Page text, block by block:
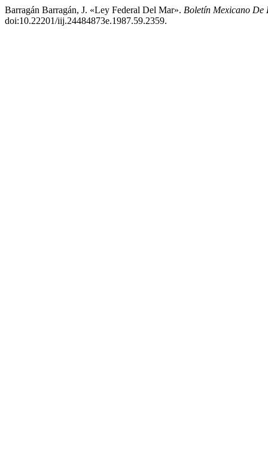
Barragán Barragán, J. «Ley Federal Del Mar». Boletín Mexicano De
doi:10.22201/iij.24484873e.1987.59.2359.